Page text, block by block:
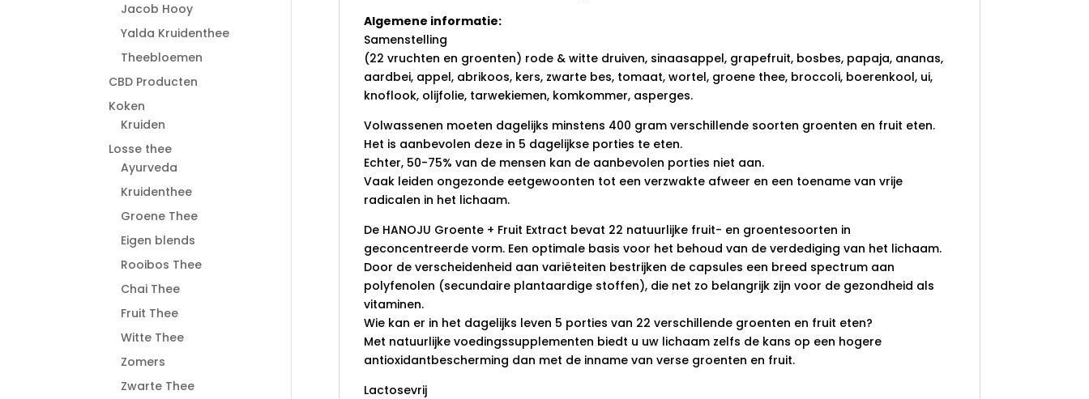
Algemene informatie:
Samenstelling
(22 vruchten en groenten) rode & witte druiven, sinaasappel, grapefruit, bosbes, papaja, ananas,
aardbei, appel, abrikoos, kers, zwarte bes, tomaat, wortel, groene thee, broccoli, boerenkool, ui,
knoflook, olijfolie, tarwekiemen, komkommer, asperges.
Volwassenen moeten dagelijks minstens 400 gram verschillende soorten groenten en fruit eten.
Het is aanbevolen deze in 5 dagelijkse porties te eten.
Echter, 50-75% van de mensen kan de aanbevolen porties niet aan.
Vaak leiden ongezonde eetgewoonten tot een verzwakte afweer en een toename van vrije
radicalen in het lichaam.
De HANOJU Groente + Fruit Extract bevat 22 natuurlijke fruit- en groentesoorten in
geconcentreerde vorm. Een optimale basis voor het behoud van de verdediging van het lichaam.
Door de verscheidenheid aan variëteiten bestrijken de capsules een breed spectrum aan
polyfenolen (secundaire plantaardige stoffen), die net zo belangrijk zijn voor de gezondheid als
vitaminen.
Wie kan er in het dagelijks leven 5 porties van 22 verschillende groenten en fruit eten?
Met natuurlijke voedingssupplementen biedt u uw lichaam zelfs de kans op een hogere
antioxidantbescherming dan met de inname van verse groenten en fruit.
Lactosevrij
Jacob Hooy
Yalda Kruidenthee
Theebloemen
CBD Producten
Koken
Kruiden
Losse thee
Ayurveda
Kruidenthee
Groene Thee
Eigen blends
Rooibos Thee
Chai Thee
Fruit Thee
Witte Thee
Zomers
Zwarte Thee